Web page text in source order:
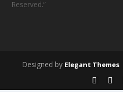
Reserved.”
Designed by Elegant Themes